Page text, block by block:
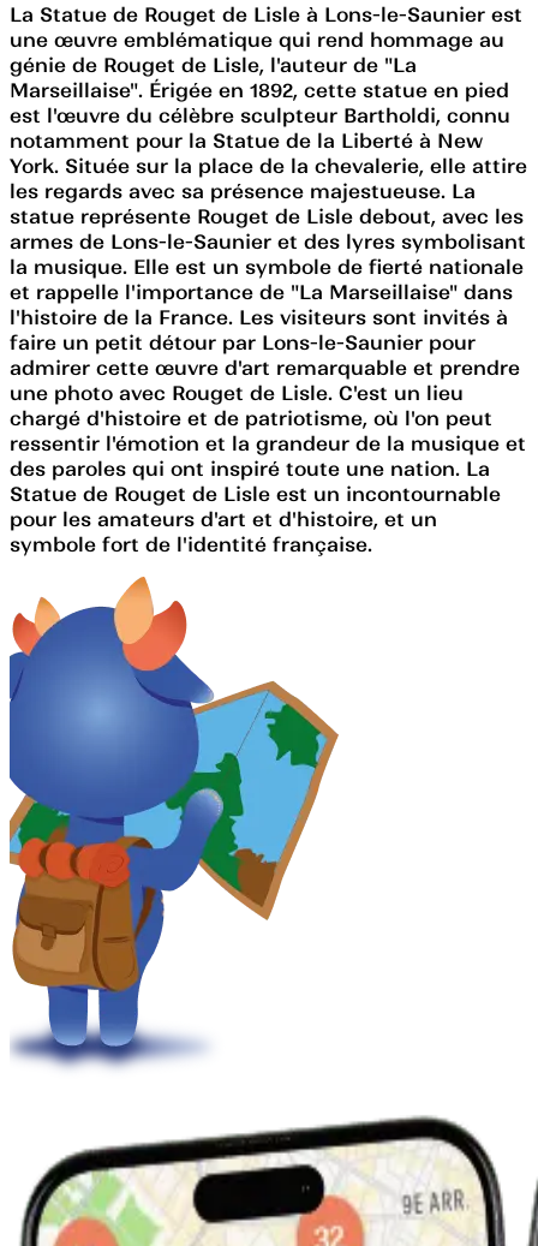
La Statue de Rouget de Lisle à Lons-le-Saunier est
une œuvre emblématique qui rend hommage au
génie de Rouget de Lisle, l'auteur de "La
Marseillaise". Érigée en 1892, cette statue en pied
est l'œuvre du célèbre sculpteur Bartholdi, connu
notamment pour la Statue de la Liberté à New
York. Située sur la place de la chevalerie, elle attire
les regards avec sa présence majestueuse. La
statue représente Rouget de Lisle debout, avec les
armes de Lons-le-Saunier et des lyres symbolisant
la musique. Elle est un symbole de fierté nationale
et rappelle l'importance de "La Marseillaise" dans
l'histoire de la France. Les visiteurs sont invités à
faire un petit détour par Lons-le-Saunier pour
admirer cette œuvre d'art remarquable et prendre
une photo avec Rouget de Lisle. C'est un lieu
chargé d'histoire et de patriotisme, où l'on peut
ressentir l'émotion et la grandeur de la musique et
des paroles qui ont inspiré toute une nation. La
Statue de Rouget de Lisle est un incontournable
pour les amateurs d'art et d'histoire, et un
symbole fort de l'identité française.